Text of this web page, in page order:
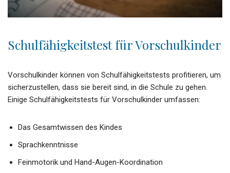
Schulfähigkeitstest für Vorschulkinder
Vorschulkinder können von Schulfähigkeitstests profitieren, um
sicherzustellen, dass sie bereit sind, in die Schule zu gehen.
Einige Schulfähigkeitstests für Vorschulkinder umfassen:
Das Gesamtwissen des Kindes
Sprachkenntnisse
Feinmotorik und Hand-Augen-Koordination